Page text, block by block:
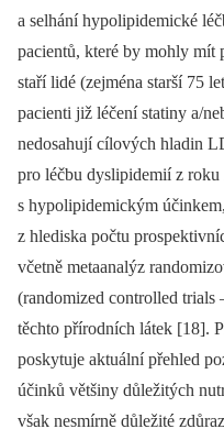
a selhání hypolipidemické
pacientů, které by mohly mít
staří lidé (zejména starší 75
pacienti již léčení statiny a/
nedosahují cílových hladin
pro léčbu dys­lipidemií z roku
s hypolipidemickým
z hlediska počtu
včetně metaanalýz
(randomized controlled
těchto přírodních látek [18].
poskytuje aktuální přehled
účinků většiny důležitých
však nesmírně důležité